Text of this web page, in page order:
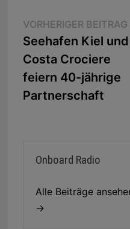
VORHERIGER BEITRAG
Seehafen Kiel und
Costa Crociere
feiern 40-jährige
Partnerschaft
Onboard Radio
Alle Beiträge
→